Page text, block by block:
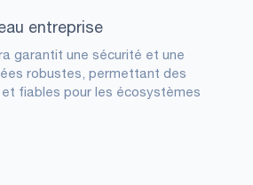
entreprise
garantit une sécurité et une
robustes, permettant des
fiables pour les écosystèmes